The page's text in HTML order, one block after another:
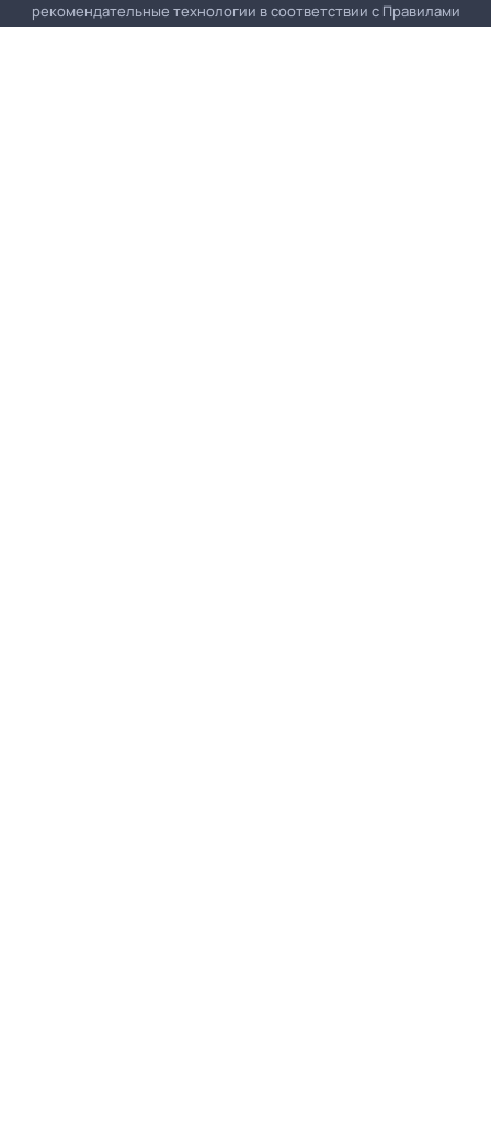
рекомендательные технологии в соответствии с Правилами